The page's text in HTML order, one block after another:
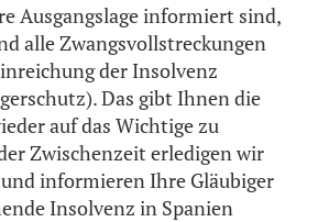
Ausgangslage informiert sind,
alle Zwangsvollstreckungen
der Insolvenz
Das gibt Ihnen die
auf das Wichtige zu
Zwischenzeit erledigen wir
informieren Ihre Gläubiger
Insolvenz in Spanien